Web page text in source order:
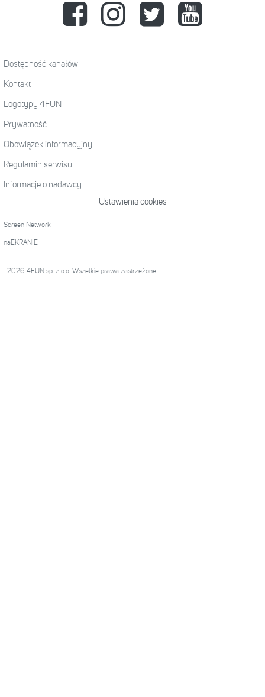
Dostępność kanałów
Kontakt
Logotypy 4FUN
Prywatność
Obowiązek informacyjny
Regulamin serwisu
Informacje o nadawcy
Ustawienia cookies
Screen Network
naEKRANIE
2026 4FUN sp. z o.o. Wszelkie prawa zastrzeżone.